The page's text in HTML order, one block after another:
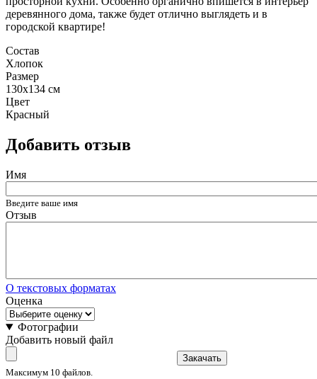
деревянного дома, также будет отлично выглядеть и в
городской квартире!
Состав
Хлопок
Размер
130x134 см
Цвет
Красный
Добавить отзыв
Имя
Введите ваше имя
Отзыв
О текстовых форматах
Оценка
Фотографии
Добавить новый файл
Закачать
Максимум 10 файлов.